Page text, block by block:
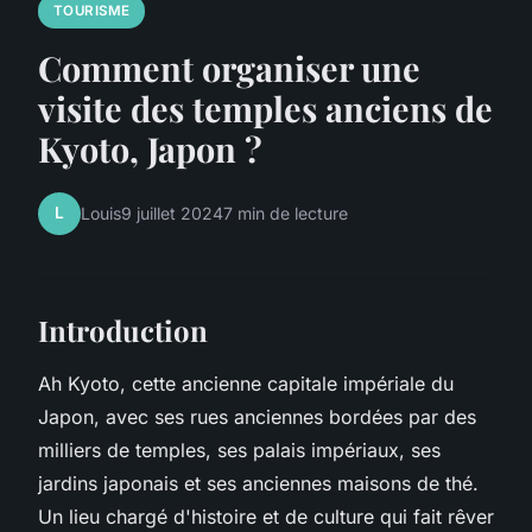
TOURISME
Comment organiser une
visite des temples anciens de
Kyoto, Japon ?
L Louis9 juillet 20247 min de lecture
Introduction
Ah Kyoto, cette ancienne capitale impériale du
Japon, avec ses rues anciennes bordées par des
milliers de temples, ses palais impériaux, ses
jardins japonais et ses anciennes maisons de thé.
Un lieu chargé d'histoire et de culture qui fait rêver